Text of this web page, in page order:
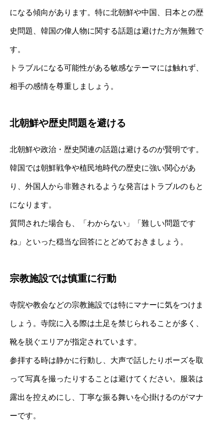
になる傾向があります。特に北朝鮮や中国、日本との歴
史問題、韓国の偉人物に関する話題は避けた方が無難で
す。
トラブルになる可能性がある敏感なテーマには触れず、
相手の感情を尊重しましょう。
北朝鮮や歴史問題を避ける
北朝鮮や政治・歴史関連の話題は避けるのが賢明です。
韓国では朝鮮戦争や植民地時代の歴史に強い関心があ
り、外国人から非難されるような発言はトラブルのもと
になります。
質問された場合も、「わからない」「難しい問題です
ね」といった穏当な回答にとどめておきましょう。
宗教施設では慎重に行動
寺院や教会などの宗教施設では特にマナーに気をつけま
しょう。寺院に入る際は土足を禁じられることが多く、
靴を脱ぐエリアが指定されています。
参拝する時は静かに行動し、大声で話したりポーズを取
って写真を撮ったりすることは避けてください。服装は
露出を控えめにし、丁寧な振る舞いを心掛けるのがマナ
ーです。